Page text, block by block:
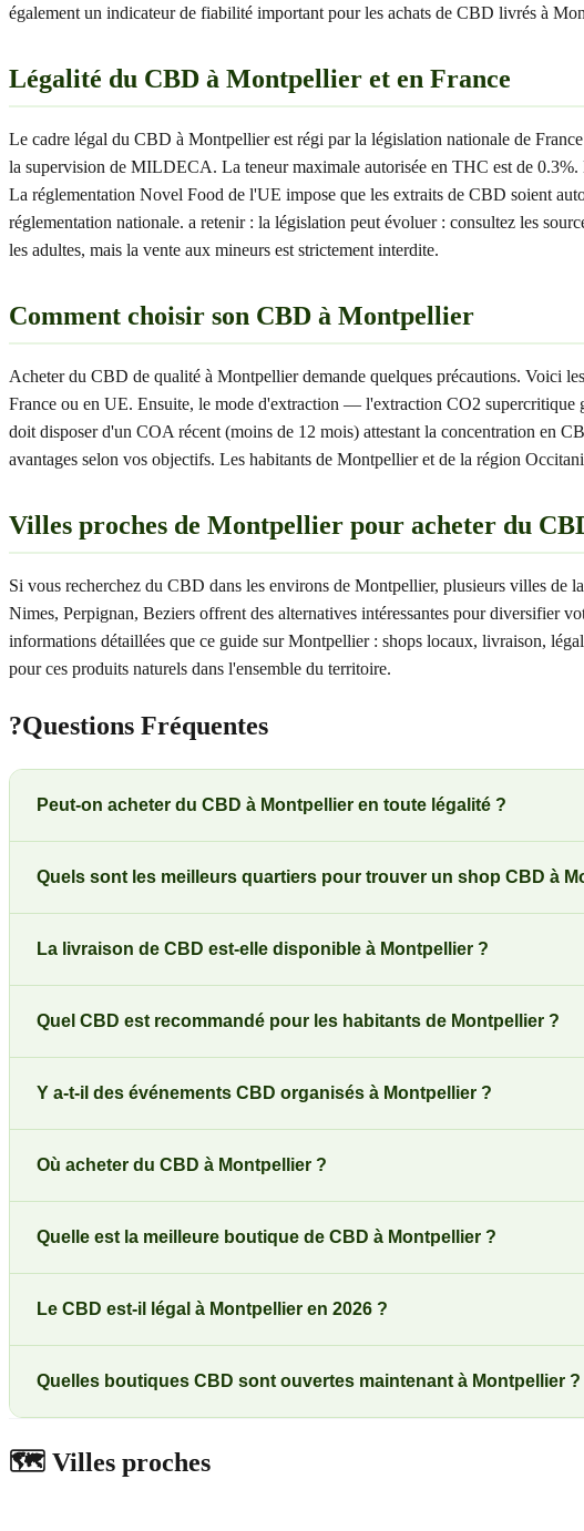
également un indicateur de fiabilité important pour les achats de CBD livrés à
Légalité du CBD à Montpellier et en France
Le cadre légal du CBD à Montpellier est régi par la législation nationale de
la supervision de MILDECA. La teneur maximale autorisée en THC est de
La réglementation Novel Food de l'UE impose que les extraits de CBD soient
réglementation nationale. a retenir : la législation peut évoluer : consultez les
les adultes, mais la vente aux mineurs est strictement interdite.
Comment choisir son CBD à Montpellier
Acheter du CBD de qualité à Montpellier demande quelques précautions. Voici
France ou en UE. Ensuite, le mode d'extraction — l'extraction CO2
doit disposer d'un COA récent (moins de 12 mois) attestant la concentration en
avantages selon vos objectifs. Les habitants de Montpellier et de la région
Villes proches de Montpellier pour acheter du
Si vous recherchez du CBD dans les environs de Montpellier, plusieurs villes de
Nimes, Perpignan, Beziers offrent des alternatives intéressantes pour diversifier
informations détaillées que ce guide sur Montpellier : shops locaux, livraison,
pour ces produits naturels dans l'ensemble du territoire.
?Questions Fréquentes
Peut-on acheter du CBD à Montpellier en toute légalité ?
Quels sont les meilleurs quartiers pour trouver un shop CBD à
La livraison de CBD est-elle disponible à Montpellier ?
Quel CBD est recommandé pour les habitants de Montpellier ?
Y a-t-il des événements CBD organisés à Montpellier ?
Où acheter du CBD à Montpellier ?
Quelle est la meilleure boutique de CBD à Montpellier ?
Le CBD est-il légal à Montpellier en 2026 ?
Quelles boutiques CBD sont ouvertes maintenant à Montpellier ?
🗺️ Villes proches